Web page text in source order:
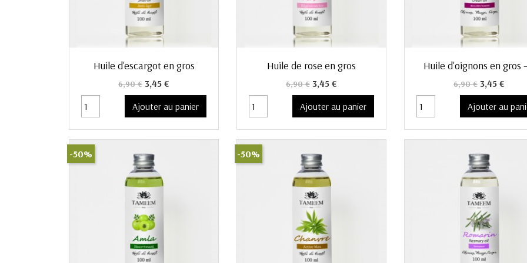
Aperçu rapide
Huile d'escargot en gros
Prix de base
6,90 € Prix
3,45 €
Ajouter au panier
 Aperçu rapide
Huile de rose en gros
Prix de base
6,90 € Prix
3,45 €
Ajouter au panier
 Aperçu rapide
Huile d'oignons en gros
Prix de base
6,90 € Prix
3,45 €
Ajouter au
-50% -50%